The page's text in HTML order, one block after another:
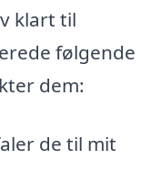
klart til
følgende
dem:
de til mit